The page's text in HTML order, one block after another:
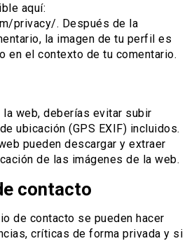
aquí:
privacy/. Después de la
la imagen de tu perfil es
en el contexto de tu comentario.
web, deberías evitar subir
ubicación (GPS EXIF) incluidos.
pueden descargar y extraer
de las imágenes de la web.
contacto
de contacto se pueden hacer
críticas de forma privada y si